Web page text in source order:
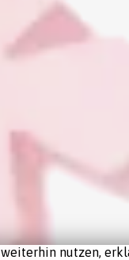
nutzen,